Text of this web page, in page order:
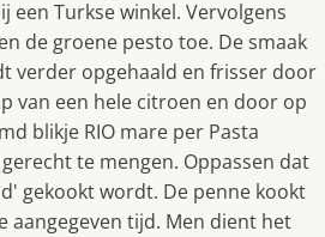
een Turkse winkel. Vervolgens
de groene pesto toe. De smaak
verder opgehaald en frisser door
van een hele citroen en door op
blikje RIO mare per Pasta
te mengen. Oppassen dat
gekookt wordt. De penne kookt
aangegeven tijd. Men dient het